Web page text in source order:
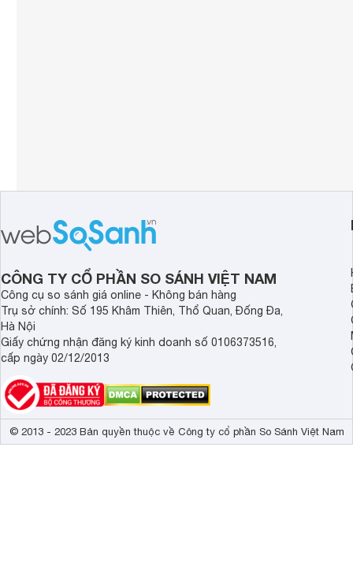
CÔNG TY CỔ PHẦN SO SÁNH VIỆT NAM
Công cụ so sánh giá online - Không bán hàng
Trụ sở chính: Số 195 Khâm Thiên, Thổ Quan, Đống Đa,
Hà Nội
Giấy chứng nhận đăng ký kinh doanh số 0106373516,
cấp ngày 02/12/2013
© 2013 - 2023 Bản quyền thuộc về Công ty cổ phần So Sánh Việt Nam